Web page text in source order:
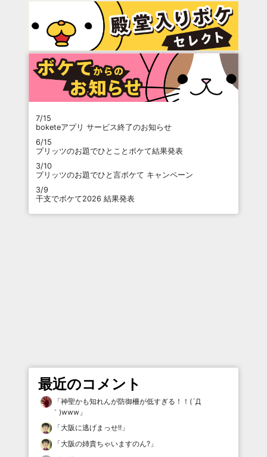
7/15
boketeアプリ サービス終了のお知らせ
6/15
プリッツのお題でひとことボケて結果発表
3/10
プリッツのお題でひと言ボケて キャンペーン
3/9
干支でボケて2026 結果発表
最近のコメント
「神聖かも知れんが防御柵が低すぎる！！(´Д
｀)www 」
「大阪に逃げまっせ!! 」
「大阪の姉貴ちゃいますのん? 」